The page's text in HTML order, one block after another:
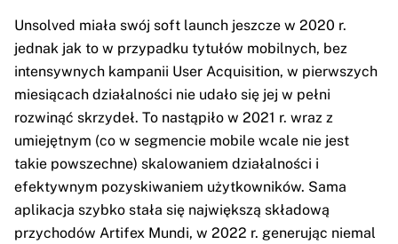
Unsolved miała swój soft launch jeszcze w 2020 r.
jednak jak to w przypadku tytułów mobilnych, bez
intensywnych kampanii User Acquisition, w pierwszych
miesiącach działalności nie udało się jej w pełni
rozwinąć skrzydeł. To nastąpiło w 2021 r. wraz z
umiejętnym (co w segmencie mobile wcale nie jest
takie powszechne) skalowaniem działalności i
efektywnym pozyskiwaniem użytkowników. Sama
aplikacja szybko stała się największą składową
przychodów Artifex Mundi, w 2022 r. generując niemal